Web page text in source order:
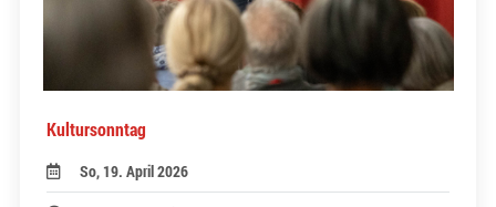
Kultursonntag
So, 19. April 2026